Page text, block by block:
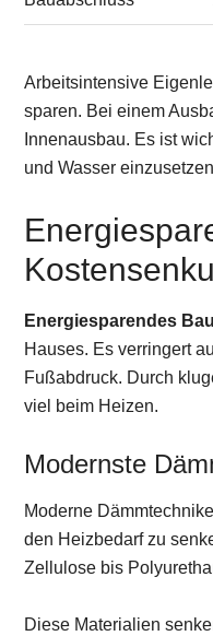
Arbeitsintensive
sparen. Bei einem
Innenausbau. Es ist
und Wasser
Energiesparendes
Hauses. Es verringert
Fußabdruck. Durch
viel beim Heizen.
Modernste
Moderne
den Heizbedarf zu
Zellulose bis
Diese Materialien